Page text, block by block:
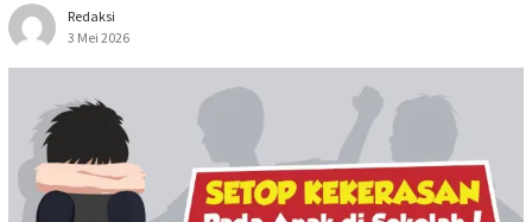
Redaksi
3 Mei 2026